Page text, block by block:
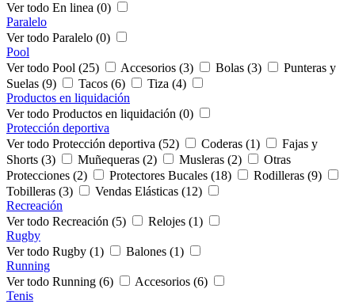
Ver todo En linea (0)
Paralelo
Ver todo Paralelo (0)
Pool
Ver todo Pool (25)
Accesorios (3) Bolas (3)
Punteras y
Suelas (9)
Tacos (6)
Tiza (4)
Productos en liquidación
Ver todo Productos en liquidación (0)
Protección deportiva
Ver todo Protección deportiva (52)
Coderas (1)
Fajas y
Shorts (3)
Muñequeras (2) Musleras (2)
Otras
Protecciones (2)
Protectores Bucales (18)
Rodilleras (9)
Tobilleras (3)
Vendas Elásticas (12)
Recreación
Ver todo Recreación (5)
Relojes (1)
Rugby
Ver todo Rugby (1)
Balones (1)
Running
Ver todo Running (6)
Accesorios (6)
Tenis